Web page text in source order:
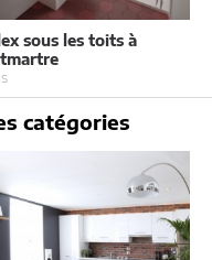
sous les toits à
catégories